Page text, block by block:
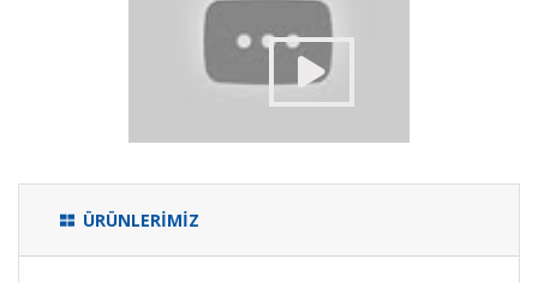
ÜRÜNLERİMİZ